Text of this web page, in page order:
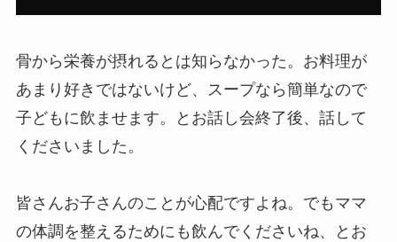
骨から栄養が摂れるとは知らなかった。お料理が
あまり好きではないけど、スープなら簡単なので
子どもに飲ませます。とお話し会終了後、話して
くださいました。
皆さんお子さんのことが心配ですよね。でもママ
の体調を整えるためにも飲んでくださいね、とお